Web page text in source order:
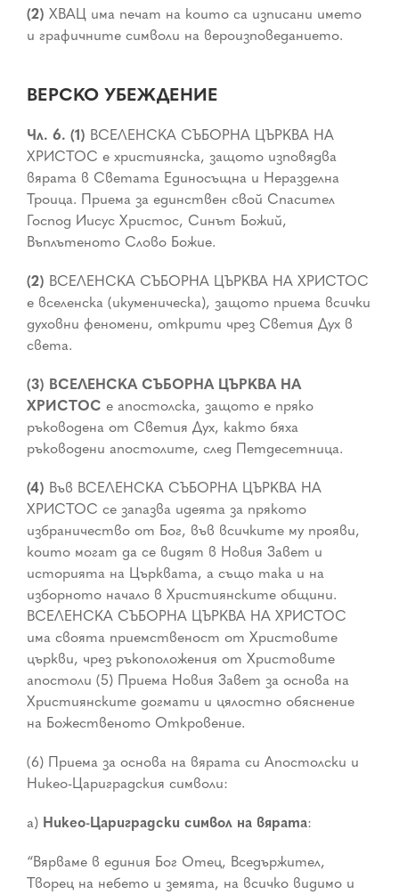
(2) ХВАЦ има печат на които са изписани името
и графичните символи на вероизповеданието.
ВЕРСКО УБЕЖДЕНИЕ
Чл. 6. (1) ВСЕЛЕНСКА СЪБОРНА ЦЪРКВА НА
ХРИСТОС е християнска, защото изповядва
вярата в Светата Единосъщна и Неразделна
Троица. Приема за единствен свой Спасител
Господ Иисус Христос, Синът Божий,
Въплътеното Слово Божие.
(2) ВСЕЛЕНСКА СЪБОРНА ЦЪРКВА НА ХРИСТОС
е вселенска (икуменическа), защото приема всички
духовни феномени, открити чрез Светия Дух в
света.
(3) ВСЕЛЕНСКА СЪБОРНА ЦЪРКВА НА
ХРИСТОС е апостолска, защото е пряко
ръководена от Светия Дух, както бяха
ръководени апостолите, след Петдесетница.
(4) Във ВСЕЛЕНСКА СЪБОРНА ЦЪРКВА НА
ХРИСТОС се запазва идеята за прякото
избраничество от Бог, във всичките му прояви,
които могат да се видят в Новия Завет и
историята на Църквата, а също така и на
изборното начало в Християнските общини.
ВСЕЛЕНСКА СЪБОРНА ЦЪРКВА НА ХРИСТОС
има своята приемственост от Христовите
църкви, чрез ръкоположения от Христовите
апостоли (5) Приема Новия Завет за основа на
Християнските догмати и цялостно обяснение
на Божественото Откровение.
(6) Приема за основа на вярата си Апостолски и
Никео-Цариградския символи:
а) Никео-Цариградски символ на вярата:
“Вярваме в единия Бог Отец, Вседържител,
Творец на небето и земята, на всичко видимо и